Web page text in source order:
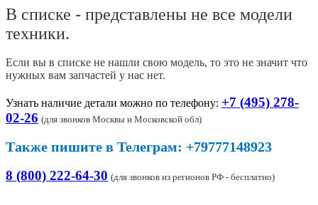
В списке - представлены не все модели
техники.
Если вы в списке не нашли свою модель, то это не значит что
нужных вам запчастей у нас нет.
Узнать наличие детали можно по телефону: +7 (495) 278-
02-26 (для звонков Москвы и Московской обл)
Также пишите в Телеграм: +79777148923
8 (800) 222-64-30 (для звонков из регионов РФ - бесплатно)